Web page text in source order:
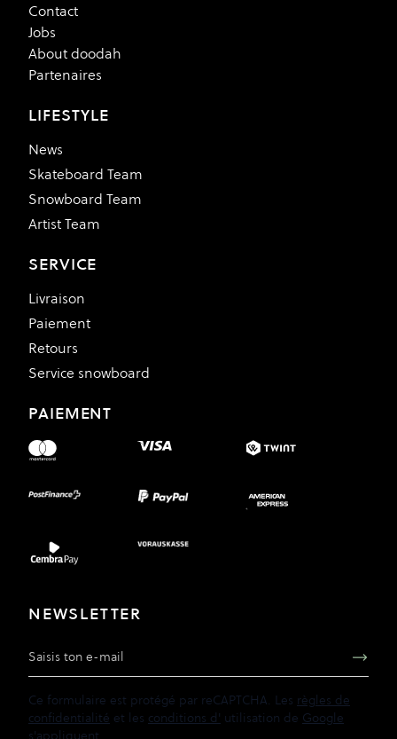
Contact
Jobs
About doodah
Partenaires
LIFESTYLE
News
Skateboard Team
Snowboard Team
Artist Team
SERVICE
Livraison
Paiement
Retours
Service snowboard
PAIEMENT
NEWSLETTER
Adresse e-mail
Ce formulaire est protégé par reCAPTCHA. Les règles de
confidentialité et les conditions d' utilisation de Google